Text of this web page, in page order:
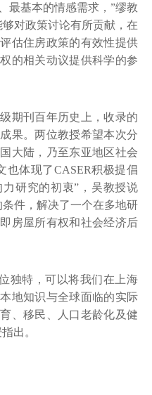
最基本的情感需求，”缪教
对政策讨论有所贡献，在
估住房政策的有效性提供
的相关动议提供科学的参
期刊百年历史上，收录的
果。两位教授希望本次分
大陆，乃至东亚地区社会
也体现了CASER积极提倡
研究的初衷”，吴教授说
件，解决了一个在多地研
房屋所有权和社会经济后
独特，可以将我们在上海
地知识与全球面临的实际
、移民、人口老龄化及健
出。